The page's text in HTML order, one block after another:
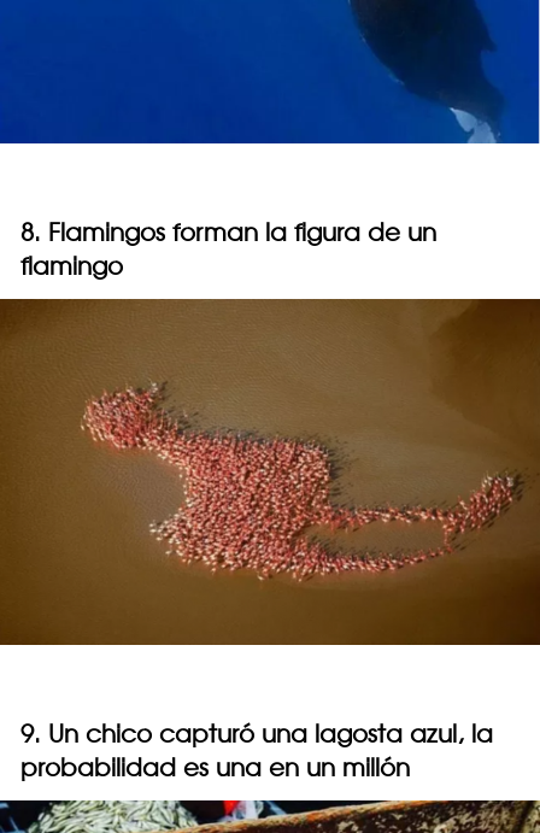
8. Flamingos forman la figura de un
flamingo
9. Un chico capturó una lagosta azul, la
probabilidad es una en un millón